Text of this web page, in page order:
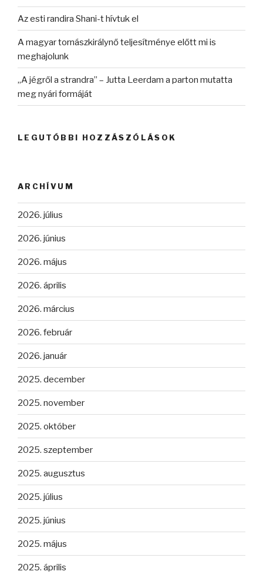
Az esti randira Shani-t hívtuk el
A magyar tornászkirálynő teljesítménye előtt mi is
meghajolunk
„A jégről a strandra” – Jutta Leerdam a parton mutatta
meg nyári formáját
LEGUTÓBBI HOZZÁSZÓLÁSOK
ARCHÍVUM
2026. július
2026. június
2026. május
2026. április
2026. március
2026. február
2026. január
2025. december
2025. november
2025. október
2025. szeptember
2025. augusztus
2025. július
2025. június
2025. május
2025. április